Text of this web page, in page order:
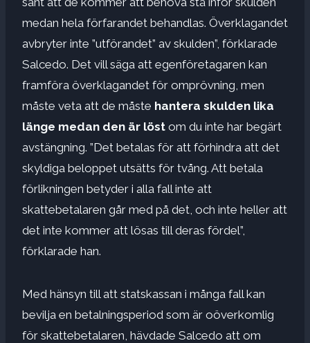
medan hela förfarandet behandlas. Överklagandet
avbryter inte ”utförandet” av skulden”, förklarade
Salcedo. Det vill säga att egenföretagaren kan
framföra överklagandet för omprövning, men
måste veta att de måste hantera skulden lika
länge medan den är löst om du inte har begärt
avstängning. ”Det betalas för att förhindra att det
skyldiga beloppet utsätts för tvång. Att betala
förlikningen betyder i alla fall inte att
skattebetalaren går med på det, och inte heller att
det inte kommer att lösas till deras fördel”,
förklarade han.
Med hänsyn till att statskassan i många fall kan
bevilja en betalningsperiod som är oöverkomlig
för skattebetalaren, hävdade Salcedo att om